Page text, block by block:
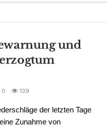
und
0 139
der letzten Tage
Zunahme von